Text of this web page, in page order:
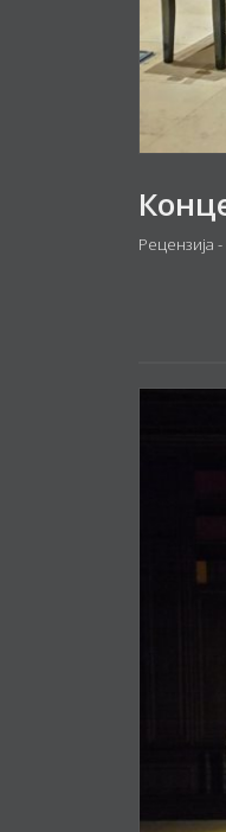
Рецензија